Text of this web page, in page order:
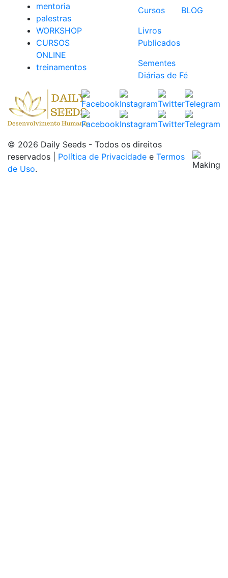
mentoria
palestras
WORKSHOP
CURSOS
ONLINE
treinamentos
Cursos
BLOG
Livros
Publicados
Sementes
Diárias de Fé
© 2026 Daily Seeds - Todos os direitos
reservados | Política de Privacidade e Termos
de Uso.